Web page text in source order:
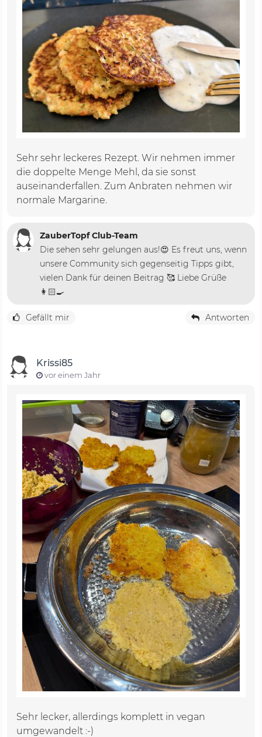
Sehr sehr leckeres Rezept. Wir nehmen immer
die doppelte Menge Mehl, da sie sonst
auseinanderfallen. Zum Anbraten nehmen wir
normale Margarine.
ZauberTopf Club-Team
Die sehen sehr gelungen aus!😍 Es freut uns, wenn
unsere Community sich gegenseitig Tipps gibt,
vielen Dank für deinen Beitrag 🥰 Liebe Grüße
👩🏻‍🍳
Gefällt mir Antworten
Krissi85
vor einem Jahr
Sehr lecker, allerdings komplett in vegan
umgewandelt :-)